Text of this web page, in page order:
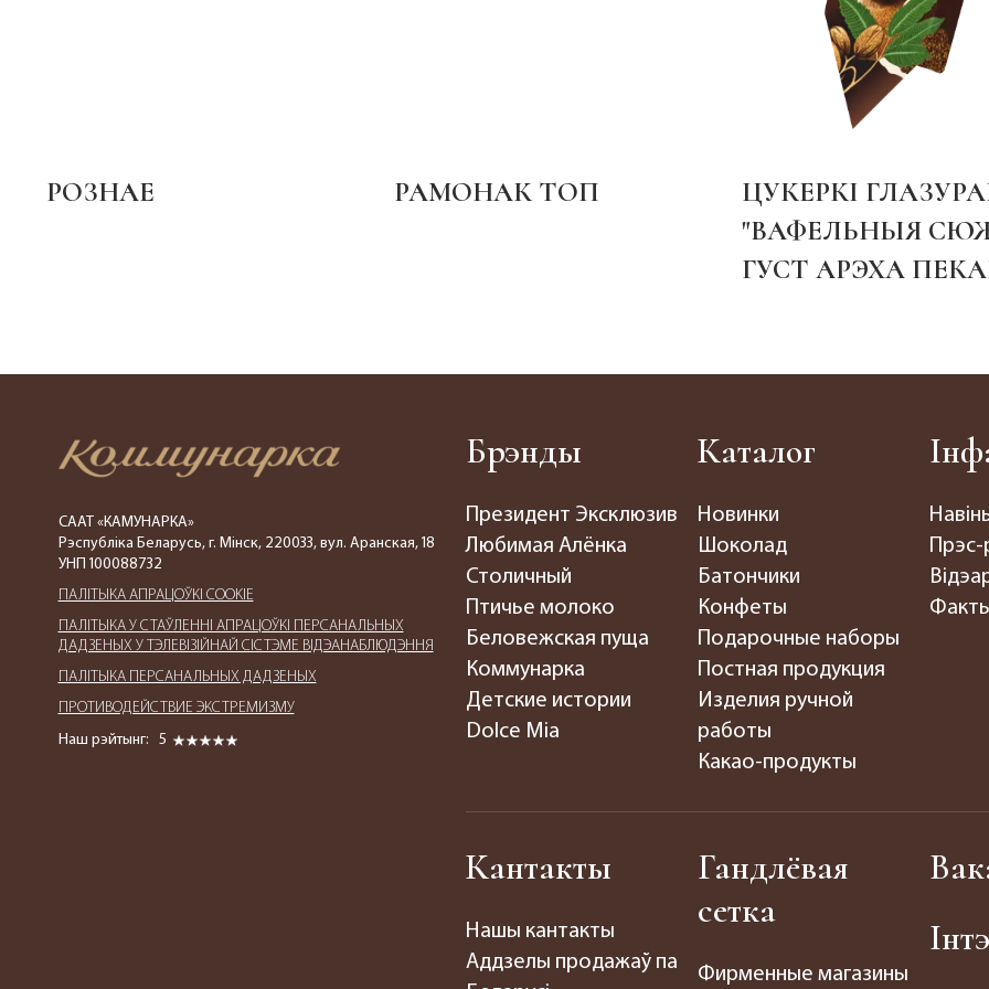
РОЗНАЕ РАМОНАК ТОП
ЦУКЕРКІ
"ВАФЕЛЬНЫЯ
ГУСТ АРЭХА
СААТ «КАМУНАРКА»
Рэспубліка Беларусь, г. Мінск, 220033, вул. Аранская, 18
УНП 100088732
ПАЛIТЫКА АПРАЦОЎКІ COOKIE
ПАЛIТЫКА У СТАЎЛЕННІ АПРАЦОЎКІ ПЕРСАНАЛЬНЫХ
ДАДЗЕНЫХ У ТЭЛЕВІЗІЙНАЙ СІСТЭМЕ ВІДЭАНАБЛЮДЭННЯ
ПАЛIТЫКА ПЕРСАНАЛЬНЫХ ДАДЗЕНЫХ
ПРОТИВОДЕЙСТВИЕ ЭКСТРЕМИЗМУ
Наш рэйтынг:
5
Брэнды
Президент Эксклюзив
Любимая Алёнка
Столичный
Птичье молоко
Беловежская пуща
Коммунарка
Детские истории
Dolce Mia
Каталог
Новинки
Шоколад
Батончики
Конфеты
Подарочные наборы
Постная продукция
Изделия ручной
работы
Какао-продукты
Прэс-
Кантакты
Нашы кантакты
Аддзелы продажаў па
Гандлёвая
сетка
Фирменные магазины